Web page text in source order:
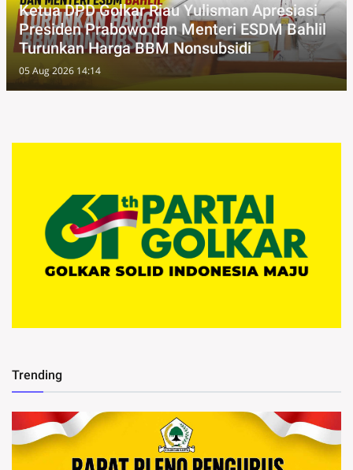
Ketua DPD Golkar Riau Yulisman Apresiasi
Presiden Prabowo dan Menteri ESDM Bahlil
Turunkan Harga BBM Nonsubsidi
05 Aug 2026 14:14
Trending